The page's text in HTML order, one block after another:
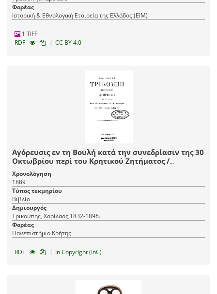
Φορέας
Ιστορική & Εθνολογική Εταιρεία της Ελλάδος (EIM)
1 TIFF
RDF
| CC BY 4.0
Αγόρευσις εν τη Bουλή κατά την συνεδρίασιν της 30
Οκτωβρίου περί του Κρητικού Ζητήματος /
Χαριλάου Τρικούπη πρωθυπουργού.
Χρονολόγηση
1889
Τύπος τεκμηρίου
Βιβλίο
Δημιουργός
Τρικούπης, Χαρίλαος,1832-1896.
Φορέας
Πανεπιστήμιο Κρήτης
RDF | In Copyright (InC)